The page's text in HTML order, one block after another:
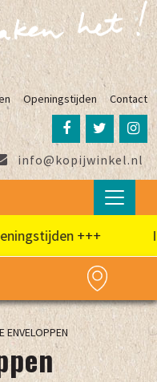
Openingstijden Contact
info@kopijwinkel.nl
+++ In
ENVELOPPEN